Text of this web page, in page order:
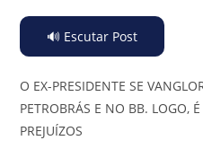
🔊 Escutar Post
O EX-PRESIDENTE SE
PETROBRÁS E NO BB. LOGO,
PREJUÍZOS